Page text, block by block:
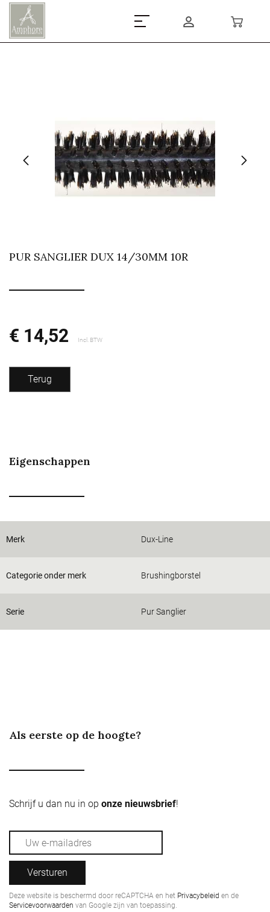
PUR SANGLIER DUX 14/30MM 10R
€ 14,52 Incl. BTW
Terug
Eigenschappen
Merk Dux-Line
Categorie onder merk Brushingborstel
Serie Pur Sanglier
Als eerste op de hoogte?
Schrijf u dan nu in op onze nieuwsbrief!
Versturen
Deze website is beschermd door reCAPTCHA en het Privacybeleid en de
Servicevoorwaarden van Google zijn van toepassing.